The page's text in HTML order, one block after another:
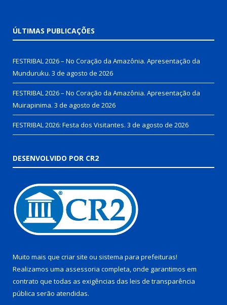
ÚLTIMAS PUBLICAÇÕES
FESTRIBAL 2026 – No Coração da Amazônia. Apresentação da
Munduruku. 3 de agosto de 2026
FESTRIBAL 2026 – No Coração da Amazônia. Apresentação da
Muirapinima. 3 de agosto de 2026
FESTRIBAL 2026: Festa dos Visitantes. 3 de agosto de 2026
DESENVOLVIDO POR CR2
Muito mais que criar site ou sistema para prefeituras!
Realizamos uma assessoria completa, onde garantimos em
contrato que todas as exigências das leis de transparência
pública serão atendidas.